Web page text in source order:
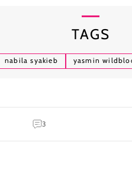
TAGS
nabila syakieb yasmin
3